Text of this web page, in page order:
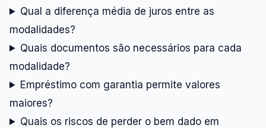
Qual a diferença média de juros entre as
modalidades?
Quais documentos são necessários para cada
modalidade?
Empréstimo com garantia permite valores
maiores?
Quais os riscos de perder o bem dado em